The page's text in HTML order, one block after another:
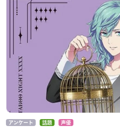
アンケート 話題 声優